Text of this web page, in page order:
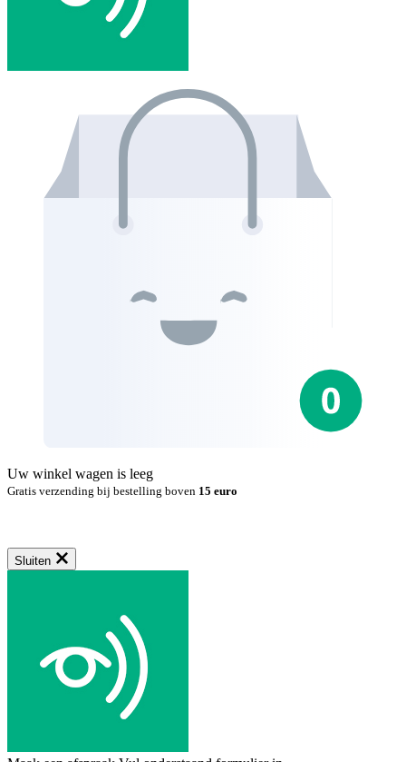
Uw winkel wagen is leeg
Gratis verzending bij bestelling boven 15 euro
Sluiten